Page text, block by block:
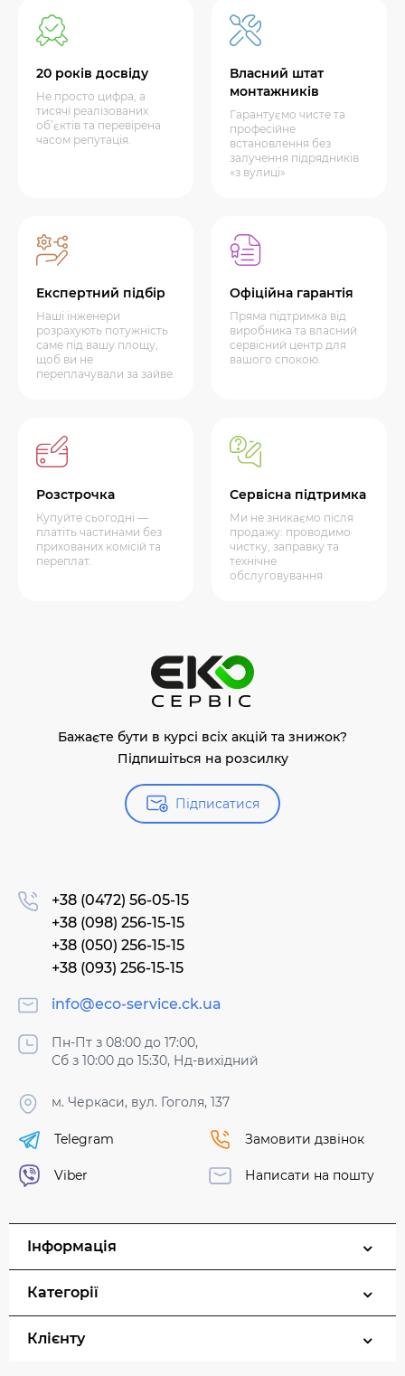
20 років досвіду
Не просто цифра, а
тисячі реалізованих
об’єктів та перевірена
часом репутація.
Власний штат
монтажників
Гарантуємо чисте та
професійне
встановлення без
залучення підрядників
«з вулиці»
Експертний підбір
Наші інженери
розрахують потужність
саме під вашу площу,
щоб ви не
переплачували за зайве.
Офіційна гарантія
Пряма підтримка від
виробника та власний
сервісний центр для
вашого спокою.
Розстрочка
Купуйте сьогодні —
платіть частинами без
прихованих комісій та
переплат.
Сервісна підтримка
Ми не зникаємо після
продажу: проводимо
чистку, заправку та
технічне
обслуговування
Бажаєте бути в курсі всіх акцій та знижок?
Підпишіться на розсилку
Підписатися
+38 (0472) 56-05-15
+38 (098) 256-15-15
+38 (050) 256-15-15
+38 (093) 256-15-15
info@eco-service.ck.ua
Пн-Пт з 08:00 до 17:00,
Сб з 10:00 до 15:30, Нд-вихідний
м. Черкаси, вул. Гоголя, 137
Telegram
Viber
Замовити дзвінок
Написати на пошту
Інформація
Категорії
Клієнту